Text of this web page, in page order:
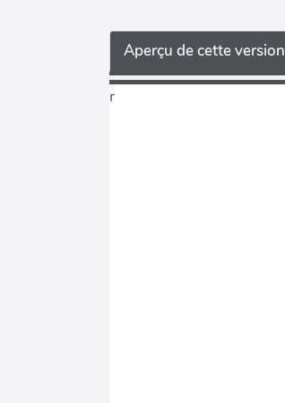
Aperçu de cette version